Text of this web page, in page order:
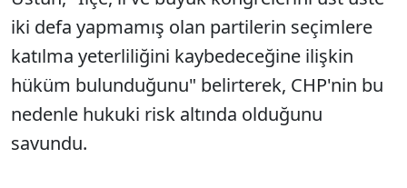
iki defa yapmamış olan partilerin seçimlere
katılma yeterliliğini kaybedeceğine ilişkin
hüküm bulunduğunu" belirterek, CHP'nin bu
nedenle hukuki risk altında olduğunu
savundu.